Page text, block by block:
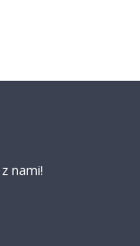
nami!